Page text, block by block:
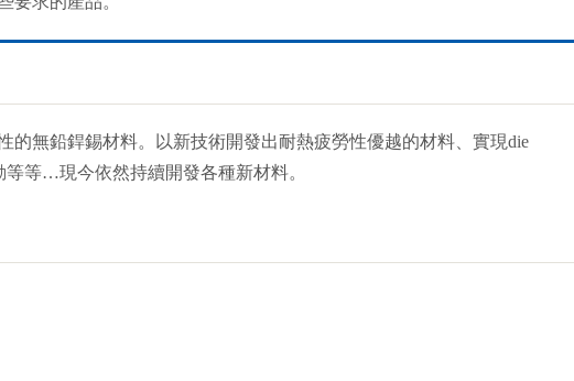
無鉛銲錫材料。以新技術開發出耐熱疲勞性優越的材料、實現die
等…現今依然持續開發各種新材料。